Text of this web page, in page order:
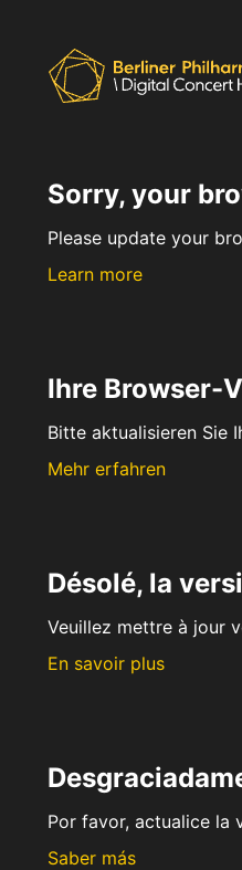
Sorry, your
Please update your
Learn more
Ihre Browser-
Bitte aktualisieren Sie
Mehr erfahren
Désolé, la
Veuillez mettre à jour
En savoir plus
Por favor, actualice la
Saber más